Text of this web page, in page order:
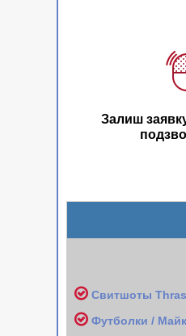
Залиш
Свитшоты
Футболки /